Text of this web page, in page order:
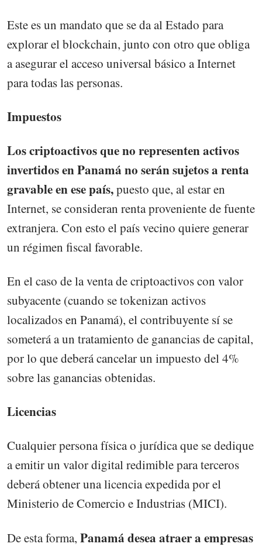
Este es un mandato que se da al Estado para
explorar el blockchain, junto con otro que obliga
a asegurar el acceso universal básico a Internet
para todas las personas.
Impuestos
Los criptoactivos que no representen activos
invertidos en Panamá no serán sujetos a renta
gravable en ese país,puesto que, al estar en
Internet, se consideran renta proveniente de fuente
extranjera. Con esto el país vecino quiere generar
un régimen fiscal favorable.
En el caso de la venta de criptoactivos con valor
subyacente (cuando se tokenizan activos
localizados en Panamá), el contribuyente sí se
someterá a un tratamiento de ganancias de capital,
por lo que deberá cancelar un impuesto del 4%
sobre las ganancias obtenidas.
Licencias
Cualquier persona física o jurídica que se dedique
a emitir un valor digital redimible para terceros
deberá obtener una licencia expedida por el
Ministerio de Comercio e Industrias (MICI).
De esta forma, Panamá desea atraer a empresas